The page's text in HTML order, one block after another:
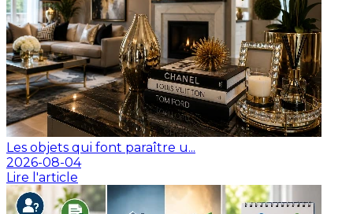
Les objets qui font paraître u...
2026-08-04
Lire l'article